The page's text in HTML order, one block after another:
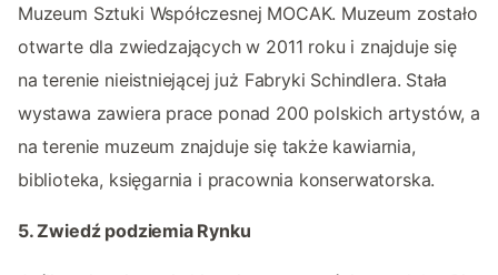
Muzeum Sztuki Współczesnej MOCAK. Muzeum zostało
otwarte dla zwiedzających w 2011 roku i znajduje się
na terenie nieistniejącej już Fabryki Schindlera. Stała
wystawa zawiera prace ponad 200 polskich artystów, a
na terenie muzeum znajduje się także kawiarnia,
biblioteka, księgarnia i pracownia konserwatorska.
5. Zwiedź podziemia Rynku